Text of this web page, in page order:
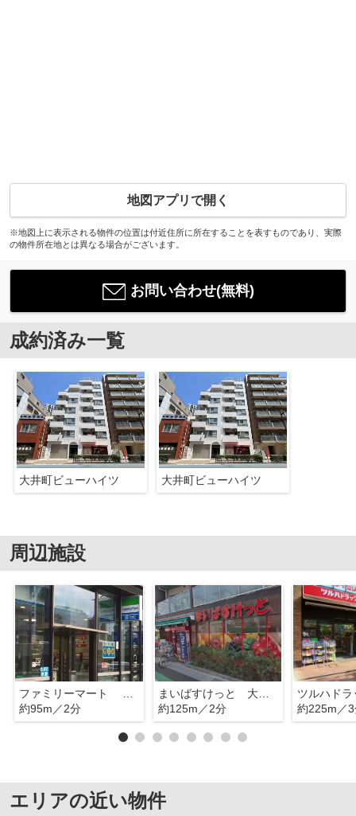
地図アプリで開く
※地図上に表示される物件の位置は付近住所に所在することを表すものであり、実際
の物件所在地とは異なる場合がございます。
お問い合わせ(無料)
成約済み一覧
大井町ビューハイツ 大井町ビューハイツ
周辺施設
約95m／2分
まいばすけっと 大井2丁目
約125m／2分
約225m／
エリアの近い物件